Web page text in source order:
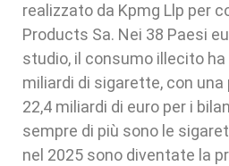
realizzato da Kpmg Llp per
Products Sa. Nei 38 Paesi
studio, il consumo illecito ha
miliardi di sigarette, con
22,4 miliardi di euro per i
sempre di più sono le
nel 2025 sono diventate la